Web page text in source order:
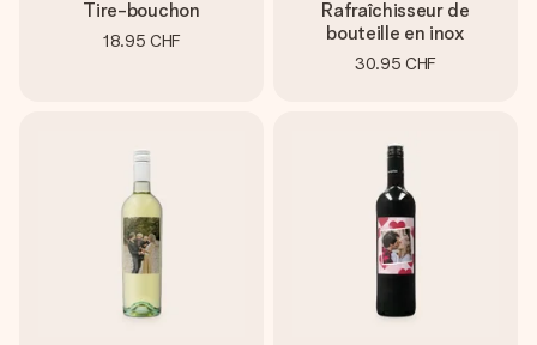
Tire-bouchon
18.95 CHF
Rafraîchisseur de
bouteille en inox
30.95 CHF